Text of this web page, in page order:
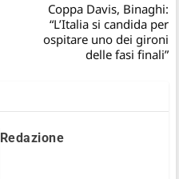
Coppa Davis, Binaghi:
“L’Italia si candida per
ospitare uno dei gironi
delle fasi finali”
Redazione